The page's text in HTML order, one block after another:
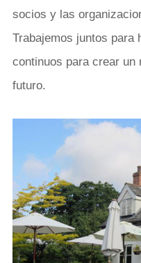
socios y las
Trabajemos juntos para
continuos para crear un
futuro.